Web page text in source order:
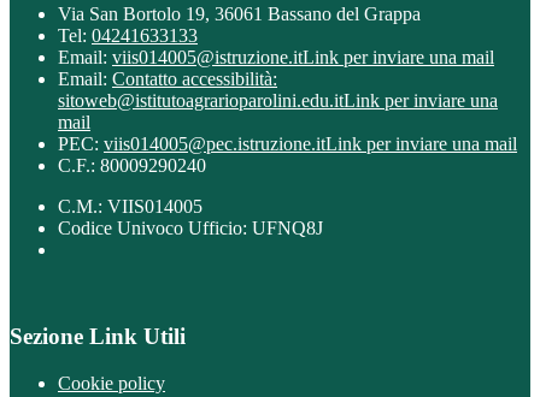
Via San Bortolo 19, 36061 Bassano del Grappa
Tel: 04241633133
Email: viis014005@istruzione.itLink per inviare una mail
Email: Contatto accessibilità:
sitoweb@istitutoagrarioparolini.edu.itLink per inviare una
mail
PEC: viis014005@pec.istruzione.itLink per inviare una mail
C.F.: 80009290240
C.M.: VIIS014005
Codice Univoco Ufficio: UFNQ8J
Sezione Link Utili
Cookie policy